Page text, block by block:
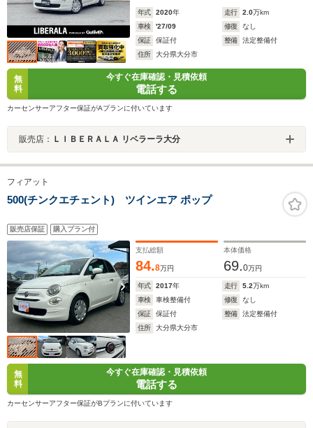
年式 2020年 走行 2.0万km
車検
'27/09 修復
なし
保証
保証付 整備
法定整備付
住所
大分県大分市
無
料
今すぐ在庫確認・見積依頼
電話する
カーセンサーアフター保証がAプランに付いています
販売店： ＬＩＢＥＲＡＬＡ リベラーラ大分
フィアット
500(チンクエチェント) ツインエア ポップ
販売店保証 購入プラン付
支払総額
84.8万円
本体価格
69.0万円
年式 2017年 走行 5.2万km
車検
車検整備付 修復
なし
保証
保証付 整備
法定整備付
住所
大分県大分市
無
料
今すぐ在庫確認・見積依頼
電話する
カーセンサーアフター保証がBプランに付いています